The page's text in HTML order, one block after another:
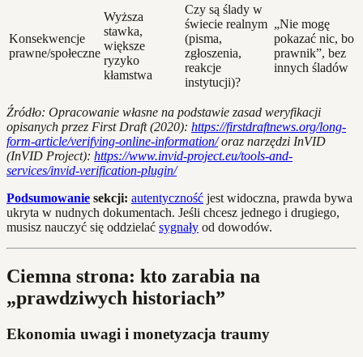
Konsekwencje
prawne/społeczne
Wyższa
stawka,
większe
ryzyko
kłamstwa
Czy są ślady w
świecie realnym
(pisma,
zgłoszenia,
reakcje
instytucji)?
„Nie mogę
pokazać nic, bo
prawnik”, bez
innych śladów
Źródło: Opracowanie własne na podstawie zasad weryfikacji
opisanych przez First Draft (2020): https://firstdraftnews.org/long-
form-article/verifying-online-information/oraz narzędzi InVID
(InVID Project): https://www.invid-project.eu/tools-and-
services/invid-verification-plugin/
Podsumowanie sekcji: autentyczność jest widoczna, prawda bywa
ukryta w nudnych dokumentach. Jeśli chcesz jednego i drugiego,
musisz nauczyć się oddzielać sygnały od dowodów.
Ciemna strona: kto zarabia na
„prawdziwych historiach”
Ekonomia uwagi i monetyzacja traumy